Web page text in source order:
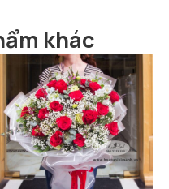
khác